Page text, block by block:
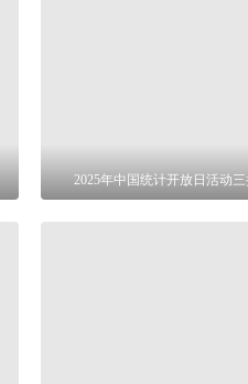
2025年中国统计开放日活动